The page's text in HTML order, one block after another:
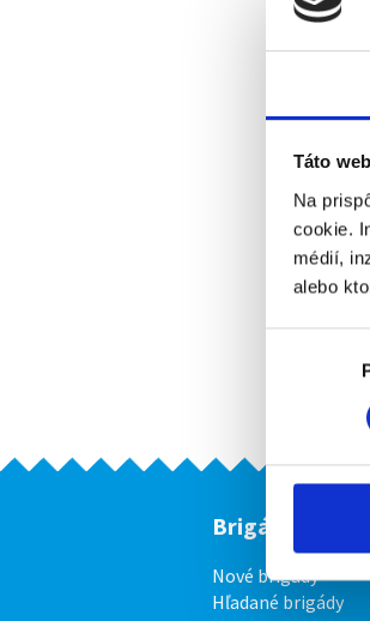
Táto
Na
cookie.
médií,
alebo
Brigádnici
Nové brigády
Hľadané brigády